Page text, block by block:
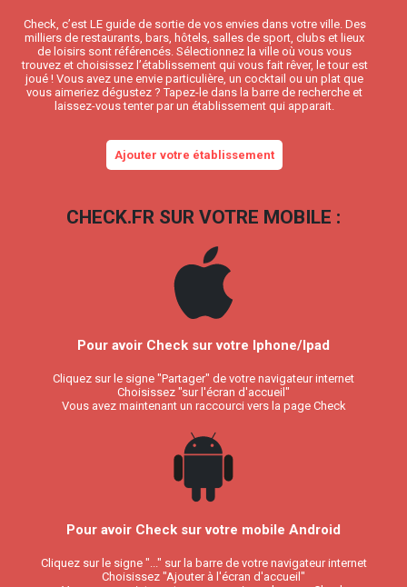
Check, c’est LE guide de sortie de vos envies dans votre ville. Des
milliers de restaurants, bars, hôtels, salles de sport, clubs et lieux
de loisirs sont référencés. Sélectionnez la ville où vous vous
trouvez et choisissez l’établissement qui vous fait rêver, le tour est
joué ! Vous avez une envie particulière, un cocktail ou un plat que
vous aimeriez dégustez ? Tapez-le dans la barre de recherche et
laissez-vous tenter par un établissement qui apparait.
Ajouter votre établissement
CHECK.FR SUR VOTRE MOBILE :
Pour avoir Check sur votre Iphone/Ipad
Cliquez sur le signe "Partager" de votre navigateur internet
Choisissez "sur l'écran d'accueil"
Vous avez maintenant un raccourci vers la page Check
Pour avoir Check sur votre mobile Android
Cliquez sur le signe "..." sur la barre de votre navigateur internet
Choisissez "Ajouter à l'écran d'accueil"